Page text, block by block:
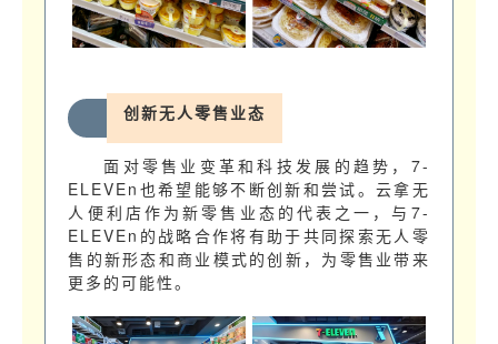
创新无人零售业态
面对零售业变革和科技发展的趋势，7-
ELEVEn也希望能够不断创新和尝试。云拿无
人便利店作为新零售业态的代表之一，与7-
ELEVEn的战略合作将有助于共同探索无人零
售的新形态和商业模式的创新，为零售业带来
更多的可能性。